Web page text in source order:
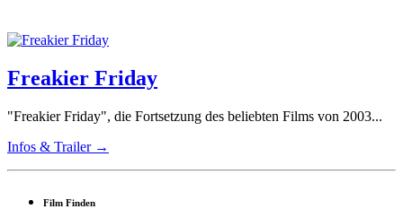
Freakier Friday
"Freakier Friday", die Fortsetzung des beliebten Films von 2003...
Infos & Trailer →
Film Finden